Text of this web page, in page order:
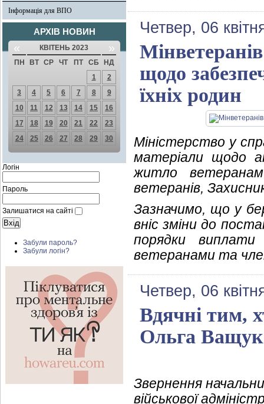
Інформація для ВПО
АРХІВ НОВИН
« КВІТЕНЬ 2023 »
ПН ВТ СР ЧТ ПТ СБ
НД
1
2
3
4 5 6 7 8
9
10
11 12 13 14 15
16
17
18 19 20 21 22
23
24
25 26 27 28 29 30
Логін
Пароль
Залишатися на сайті
Забули пароль?
Забули логін?
Четвер, 06
щодо
їхніх родин
Міністерство у
матеріали щодо
житло
ветеранів,
Зазначимо, що у
вніс зміни до
порядки виплати
ветеранами та
Четвер, 06
Вдячні тим,
Ольга Ващук
Звернення
військової